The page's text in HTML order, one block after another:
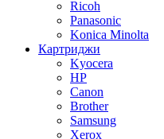
Ricoh
Panasonic
Konica Minolta
Картриджи
Kyocera
HP
Canon
Brother
Samsung
Xerox